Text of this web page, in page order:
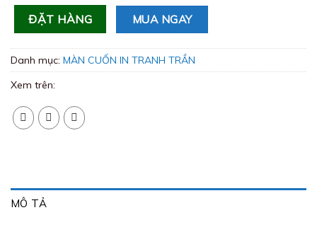
ĐẶT HÀNG MUA NGAY
Danh mục: MÀN CUỐN IN TRANH TRẦN
Xem trên:
MÔ TẢ